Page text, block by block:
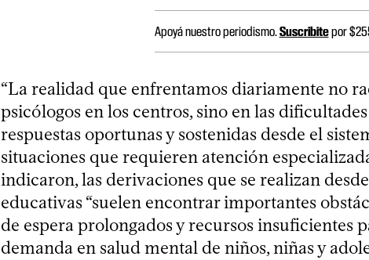
Apoyá nuestro periodismo.Suscribitepor
“La realidad que enfrentamos diariamente no
psicólogos en los centros, sino en las
respuestas oportunas y sostenidas desde el
situaciones que requieren atención
indicaron, las derivaciones que se realizan
educativas “suelen encontrar importantes
de espera prolongados y recursos insuficientes
demanda en salud mental de niños, niñas y